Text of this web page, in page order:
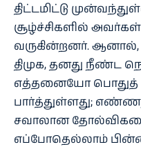
திட்டமிட்டு
சூழ்ச்சிகளில் அவர்கள்
வருகின்றனர்.
திமுக, தனது நீண்ட
எத்தனையோ பொதுத்
பார்த்துள்ளது;
சவாலான
எப்போதெல்லாம்